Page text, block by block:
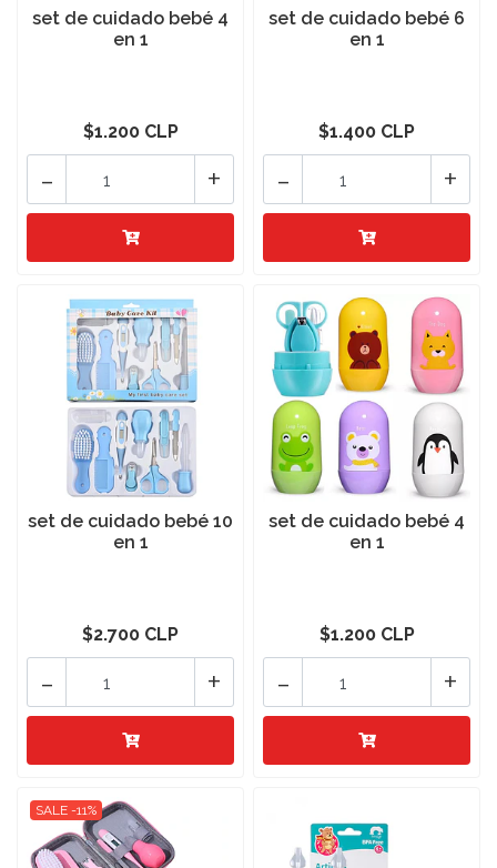
set de cuidado bebé 4
en 1
$1.200 CLP
+
-
set de cuidado bebé 6
en 1
$1.400 CLP
+
-
set de cuidado bebé 10
en 1
$2.700 CLP
+
-
set de cuidado bebé 4
en 1
$1.200 CLP
+
-
SALE -11%